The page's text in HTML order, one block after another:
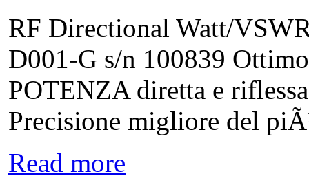
RF Directional Watt/
D001-G s/n 100839
POTENZA diretta e
Precisione migliore del
Read more